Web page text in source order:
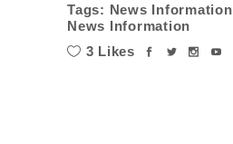
Tags: News Information
News Information
3 Likes